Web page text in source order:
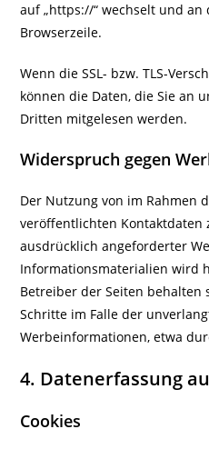
auf „https://“ wechselt und
Browserzeile.
Wenn die SSL- bzw. TLS-
können die Daten, die Sie an
Dritten mitgelesen werden.
Widerspruch gegen
Der Nutzung von im Rahmen
veröffentlichten Kontaktdaten
ausdrücklich angeforderter
Informationsmaterialien wird
Betreiber der Seiten
Schritte im Falle der
Werbeinformationen, etwa
4. Datenerfassung
Cookies